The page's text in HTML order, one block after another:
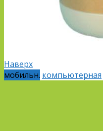
Наверх
мобильн. компьютерная